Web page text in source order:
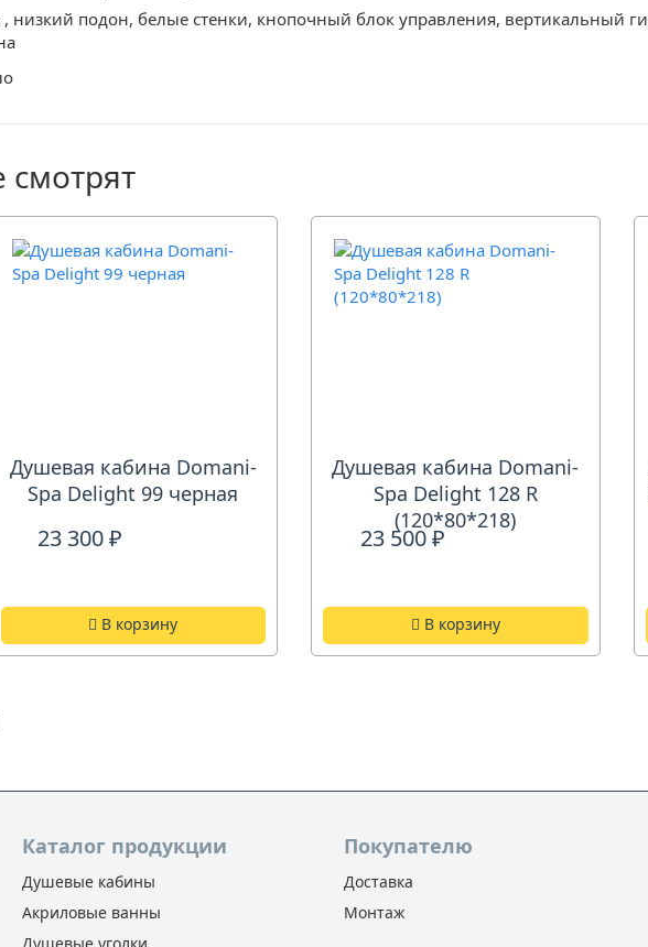
низкий подон, белые стенки, кнопочный блок управления, вертикальный
смотрят
Душевая кабина Domani-
Spa Delight 99 черная
23 300 ₽
В корзину
Душевая кабина Domani-
Spa Delight 128 R
(120*80*218)
23 500 ₽
В корзину
Каталог продукции
Душевые кабины
Акриловые ванны
Покупателю
Доставка
Монтаж